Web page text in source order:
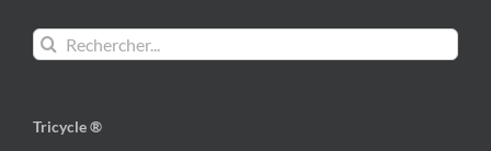
Rechercher:
Tricycle ®